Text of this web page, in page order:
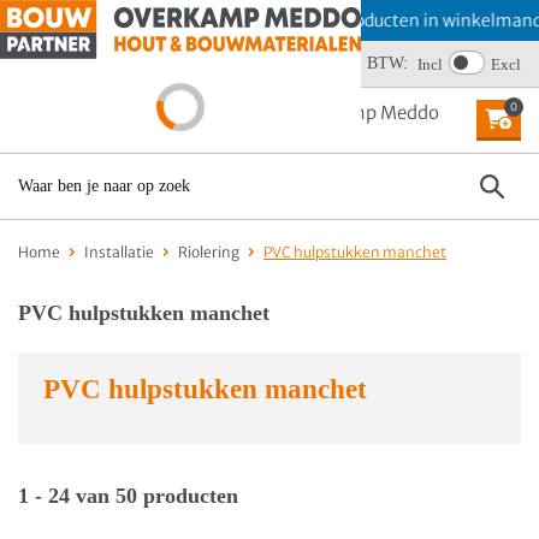
Offerte aanvragen? Plaats producten in winkelmand en
Wij scoren een 4,6 BTW: Incl Excl
0
Home Installatie Riolering PVC hulpstukken manchet
PVC hulpstukken manchet
PVC hulpstukken manchet
1 - 24 van 50 producten